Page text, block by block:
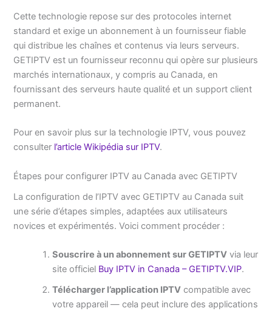
Cette technologie repose sur des protocoles internet
standard et exige un abonnement à un fournisseur fiable
qui distribue les chaînes et contenus via leurs serveurs.
GETIPTV est un fournisseur reconnu qui opère sur plusieurs
marchés internationaux, y compris au Canada, en
fournissant des serveurs haute qualité et un support client
permanent.
Pour en savoir plus sur la technologie IPTV, vous pouvez
consulter l’article Wikipédia sur IPTV.
Étapes pour configurer IPTV au Canada avec GETIPTV
La configuration de l’IPTV avec GETIPTV au Canada suit
une série d’étapes simples, adaptées aux utilisateurs
novices et expérimentés. Voici comment procéder :
Souscrire à un abonnement sur GETIPTV via leur
site officiel Buy IPTV in Canada – GETIPTV.VIP.
Télécharger l’application IPTV compatible avec
votre appareil — cela peut inclure des applications